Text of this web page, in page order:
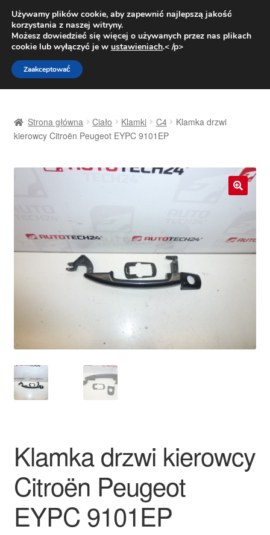
DOSTAWA od 31 zł
Pn.-pt. 9:00-16:00800 003 167
Przejdź
do
nawigacji
Przejdź
do
treści
Dostawa
Polityka prywatności
Skarga
Zamówienia
Zasady i warunki
Strona główna Ciało Klamki C4
Klamka drzwi
kierowcy Citroën Peugeot EYPC 9101EP
Klamka drzwi kierowcy
Citroën Peugeot
EYPC 9101EP
Używamy plików cookie, aby zapewnić najlepszą jakość
korzystania z naszej witryny.
Możesz dowiedzieć się więcej o używanych przez nas plikach
cookie lub wyłączyć je w ustawieniach.< /p>
Zaakceptować